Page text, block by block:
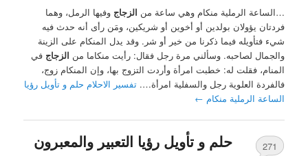
…الساعة الرملية منكام وهي ساعة من الزجاج وفيها الرمل، وهما
فردتان يؤولان بولدين أو أخوين أو شريكين، ومَن رأى أنه حدث فيه
شيء فتأويله فيما ذكرنا من خير أو شر. وقد يدل المنكام على الزينة
والجمال لصاحبه. وسألني مرة رجل فقال: رأيت منكاما من الزجاج في
المنام، فقلت له: خطبت امرأة وأردت التزوج بها، وإن المنكام زوج،
فالفردة العلوية رجل والسفلية امرأة….تفسير الاحلام حلم و تأويل رؤيا
الساعة الرملية منكام ←
حلم و تأويل رؤيا التعبير والمعبرون
271